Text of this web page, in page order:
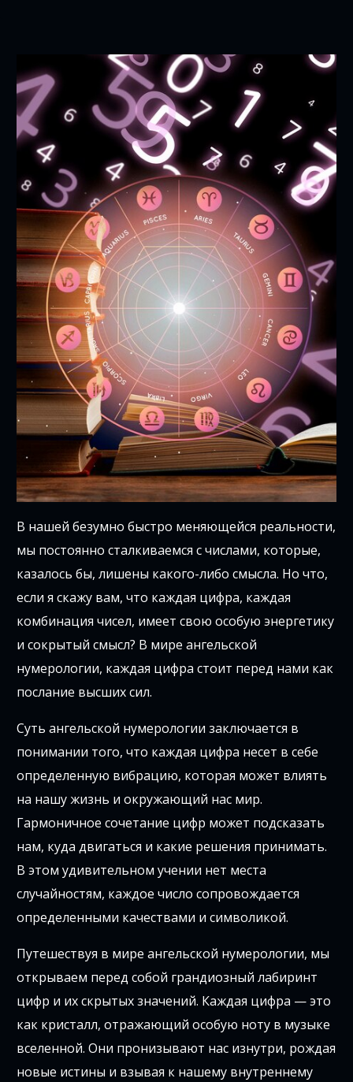
В нашей безумно быстро меняющейся реальности,
мы постоянно сталкиваемся с числами, которые,
казалось бы, лишены какого-либо смысла. Но что,
если я скажу вам, что каждая цифра, каждая
комбинация чисел, имеет свою особую энергетику
и сокрытый смысл? В мире ангельской
нумерологии, каждая цифра стоит перед нами как
послание высших сил.
Суть ангельской нумерологии заключается в
понимании того, что каждая цифра несет в себе
определенную вибрацию, которая может влиять
на нашу жизнь и окружающий нас мир.
Гармоничное сочетание цифр может подсказать
нам, куда двигаться и какие решения принимать.
В этом удивительном учении нет места
случайностям, каждое число сопровождается
определенными качествами и символикой.
Путешествуя в мире ангельской нумерологии, мы
открываем перед собой грандиозный лабиринт
цифр и их скрытых значений. Каждая цифра — это
как кристалл, отражающий особую ноту в музыке
вселенной. Они пронизывают нас изнутри, рождая
новые истины и взывая к нашему внутреннему